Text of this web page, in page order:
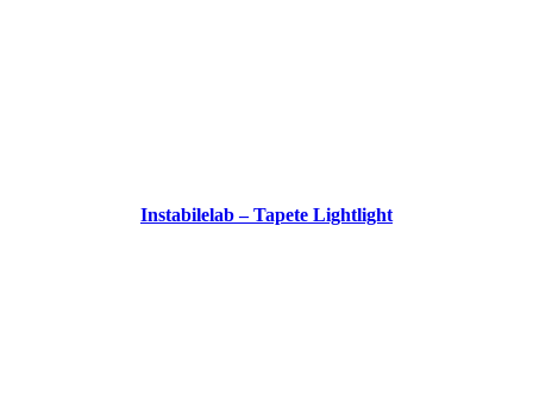
Instabilelab – Tapete Lightlight